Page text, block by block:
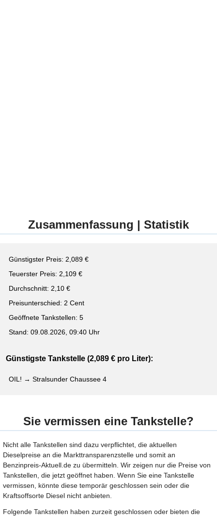
Zusammenfassung | Statistik
Günstigster Preis: 2,089 €
Teuerster Preis: 2,109 €
Durchschnitt: 2,10 €
Preisunterschied: 2 Cent
Geöffnete Tankstellen: 5
Stand: 09.08.2026, 09:40 Uhr
Günstigste Tankstelle (2,089 € pro Liter):
OIL! → Stralsunder Chaussee 4
Sie vermissen eine Tankstelle?
Nicht alle Tankstellen sind dazu verpflichtet, die aktuellen
Dieselpreise an die Markttransparenzstelle und somit an
Benzinpreis-Aktuell.de zu übermitteln. Wir zeigen nur die Preise von
Tankstellen, die jetzt geöffnet haben. Wenn Sie eine Tankstelle
vermissen, könnte diese temporär geschlossen sein oder die
Kraftsoffsorte Diesel nicht anbieten.
Folgende Tankstellen haben zurzeit geschlossen oder bieten die